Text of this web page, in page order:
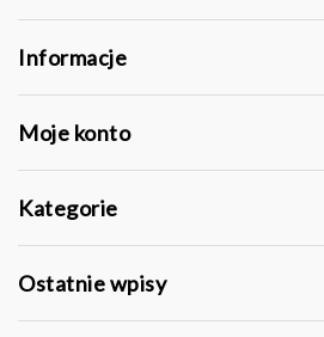
Informacje
Moje konto
Kategorie
Ostatnie wpisy